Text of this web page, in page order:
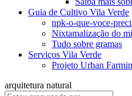
Guia de Cultivo Vila Verde
npk-o-que-voce-
Nixtamalização do
Tudo sobre gramas
Serviços Vila Verde
Projeto Urban
arquitetura natural